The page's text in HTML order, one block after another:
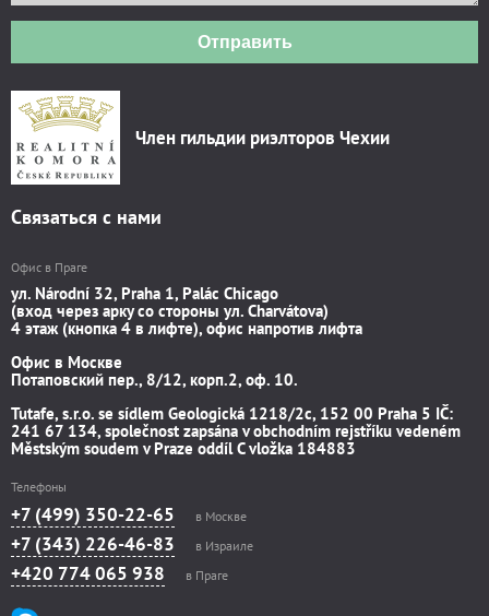
Отправить
Член гильдии риэлторов Чехии
Связаться с нами
Офис в Праге
ул. Národní 32, Praha 1, Palác Chicago
(вход через арку со стороны ул. Charvátova)
4 этаж (кнопка 4 в лифте), офис напротив лифта
Офис в Москве
Потаповский пер., 8/12, корп.2, оф. 10.
Tutafe, s.r.o. se sídlem Geologická 1218/2c, 152 00 Praha 5 IČ:
241 67 134, společnost zapsána v obchodním rejstříku vedeném
Městským soudem v Praze oddíl C vložka 184883
Телефоны
+7 (499) 350-22-65 в Москве
+7 (343) 226-46-83 в Израиле
+420 774 065 938 в Праге